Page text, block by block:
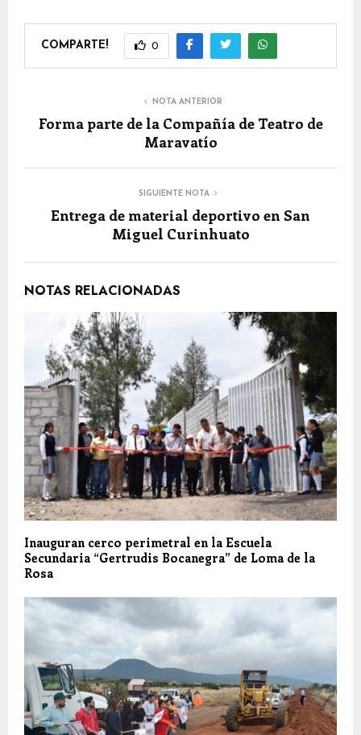
COMPARTE! 0
NOTA ANTERIOR
Forma parte de la Compañía de Teatro de
Maravatío
SIGUIENTE NOTA
Entrega de material deportivo en San
Miguel Curinhuato
NOTAS RELACIONADAS
Inauguran cerco perimetral en la Escuela
Secundaria “Gertrudis Bocanegra” de Loma de la
Rosa